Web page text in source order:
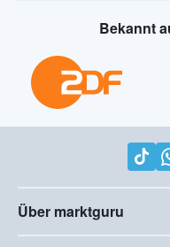
Bekannt
Über marktguru